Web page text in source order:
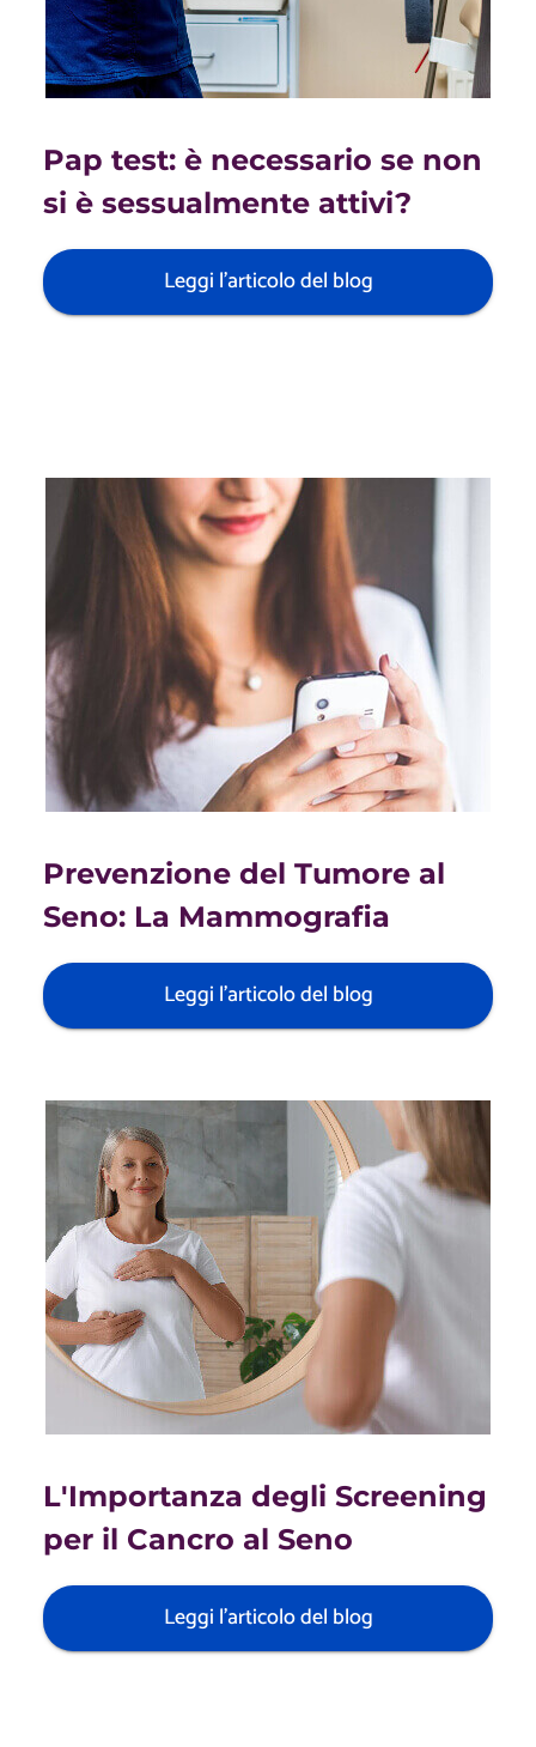
Pap test: è necessario se non
si è sessualmente attivi?
Leggi l'articolo del blog
Prevenzione del Tumore al
Seno: La Mammografia
Leggi l'articolo del blog
L'Importanza degli Screening
per il Cancro al Seno
Leggi l'articolo del blog